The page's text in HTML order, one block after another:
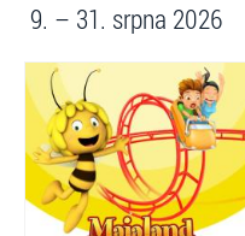
9. – 31. srpna 2026